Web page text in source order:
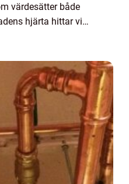
värdesätter både
hjärta hittar vi